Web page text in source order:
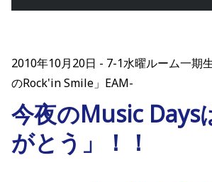
2010年10月20日
7-1水曜ルーム一期
のRock'in Smile」EAM-
今夜のMusic Days
がとう」！！